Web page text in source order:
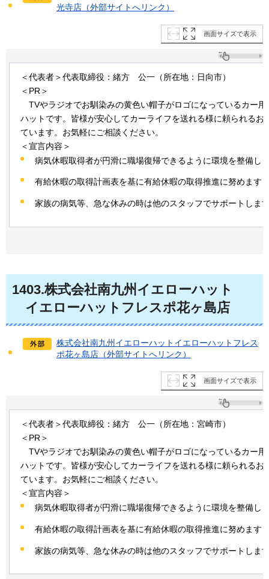
光寺店（外部サイトへリンク）
画面サイズで表示
＜代表者＞代表取締役：緒方 公一（所在地：日向市）
＜PR＞
TVやラジオでお馴染みの黄色い帽子がロゴになっているカー
ハットです。皆様が安心してカーライフを送れる様に頼られるお
ています。お気軽にご相談ください。
＜宣言内容＞
病気休暇取得者が円滑に職場復帰できるように環境を整備し
有給休暇の取得計画表を基に有給休暇の取得推進に努めます
家族の病気等、急な休みの時は他のスタッフでサポートしま
1403.株式会社南九州イエローハット
イ エローハットフレスポ花ヶ島店
株式会社南九州イエローハットイエローハットフレス
ポ花ヶ島店（外部サイトへリンク）
画面サイズで表示
＜代表者＞代表取締役：緒方 公一（所在地：宮崎市）
＜PR＞
TVやラジオでお馴染みの黄色い帽子がロゴになっているカー
ハットです。皆様が安心してカーライフを送れる様に頼られるお
ています。お気軽にご相談ください。
＜宣言内容＞
病気休暇取得者が円滑に職場復帰できるように環境を整備し
有給休暇の取得計画表を基に有給休暇の取得推進に努めます
家族の病気等、急な休みの時は他のスタッフでサポートしま